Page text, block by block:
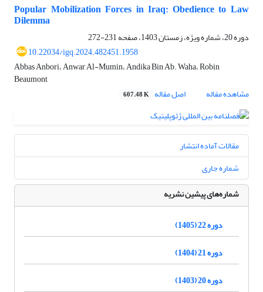
Popular Mobilization Forces in Iraq: Obedience to Law
Dilemma
دوره 20، شماره ویژه، زمستان 1403، صفحه
231-272
10.22034/igq.2024.482451.1958
Abbas Anbori، Anwar Al-Mumin، Andika Bin Ab. Waha، Robin
Beaumont
مشاهده مقاله
اصل مقاله 607.48 K
مقالات آماده انتشار
شماره جاری
شماره‌های پیشین نشریه
دوره 22 (1405)
دوره 21 (1404)
دوره 20 (1403)